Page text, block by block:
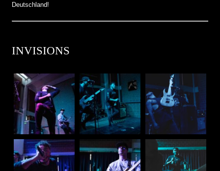
Deutschland!
INVISIONS